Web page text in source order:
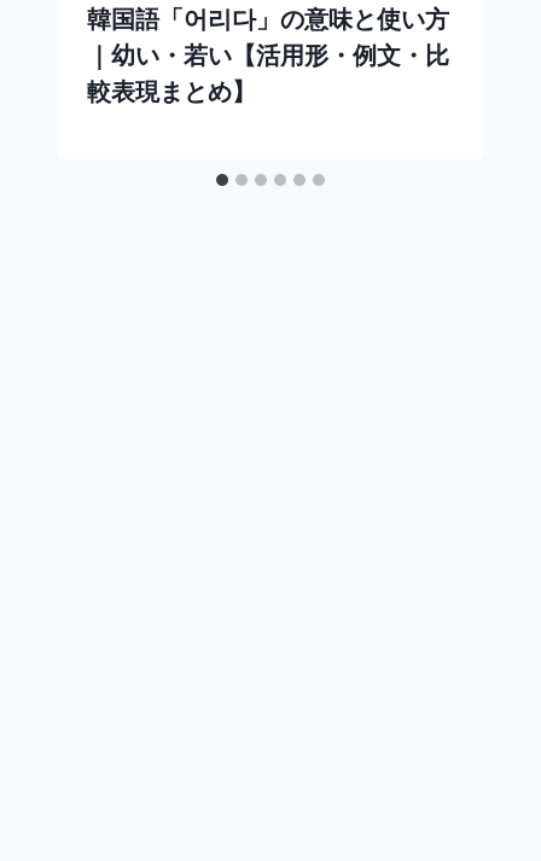
韓国語「어리다」の意味と使い方
｜幼い・若い【活用形・例文・比
較表現まとめ】